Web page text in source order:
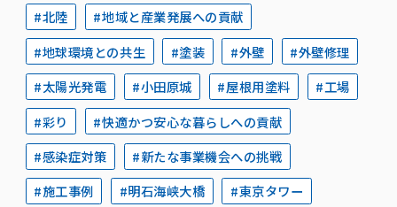
#北陸
#地域と産業発展への貢献
#地球環境との共生
#塗装 #外壁
#外壁修理
#太陽光発電
#小田原城 #屋根用塗料
#工場
#彩り
#快適かつ安心な暮らしへの貢献
#感染症対策
#新たな事業機会への挑戦
#施工事例
#明石海峡大橋
#東京タワー